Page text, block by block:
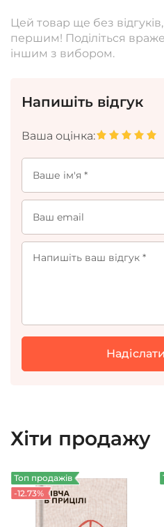
Цей товар ще без
першим! Поділіться
іншим з вибором.
Напишіть відгук
Ваша оцінка:
Хіти продажу
Топ продажів
-12.73%